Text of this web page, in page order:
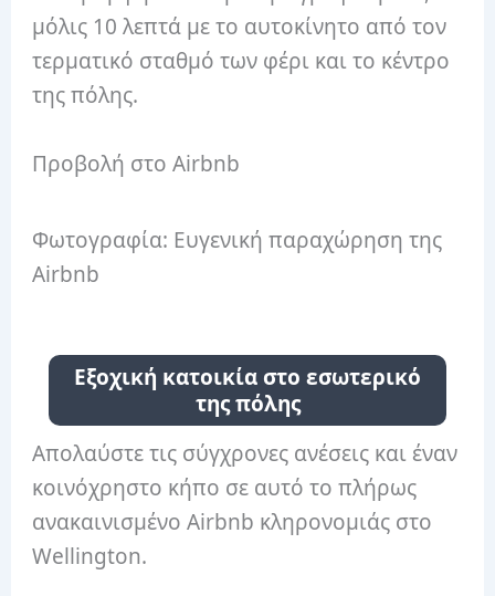
μόλις 10 λεπτά με το αυτοκίνητο από τον
τερματικό σταθμό των φέρι και το κέντρο
της πόλης.
Προβολή στο Airbnb
Φωτογραφία: Ευγενική παραχώρηση της
Airbnb
Εξοχική κατοικία στο εσωτερικό
της πόλης
Απολαύστε τις σύγχρονες ανέσεις και έναν
κοινόχρηστο κήπο σε αυτό το πλήρως
ανακαινισμένο Airbnb κληρονομιάς στο
Wellington.